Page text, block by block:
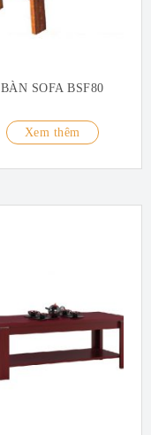
BÀN SOFA BSF80
Xem thêm